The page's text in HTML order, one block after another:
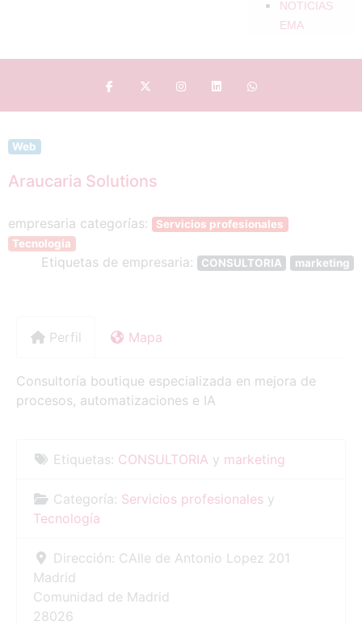
NOTICIAS
EMA
Web
Araucaria Solutions
empresaria categorías:
Servicios profesionales
Tecnología
Etiquetas de empresaria: CONSULTORIA marketing
Perfil Mapa
Consultoría boutique especializada en mejora de
procesos, automatizaciones e IA
Etiquetas: CONSULTORIA y marketing
Categoría: Servicios profesionales y
Tecnología
Dirección: CAlle de Antonio Lopez 201
Madrid
Comunidad de Madrid
28026